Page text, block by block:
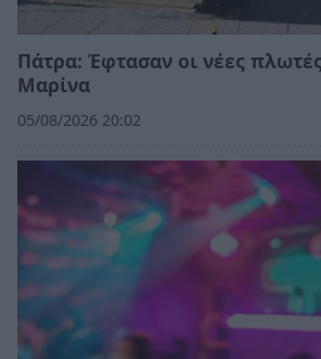
Πάτρα: Έφτασαν οι νέες
Μαρίνα
05/08/2026 20:02